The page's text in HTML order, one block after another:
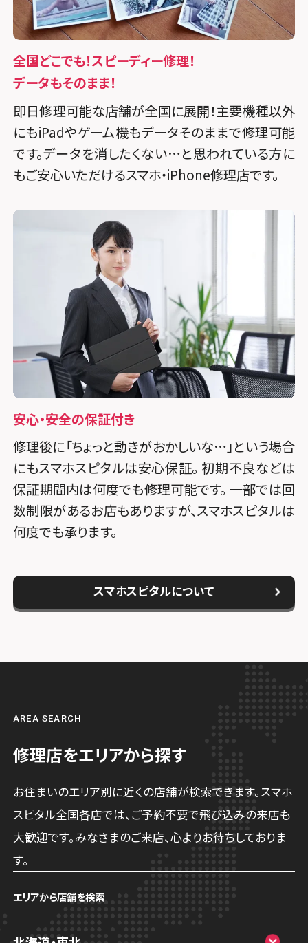
全国どこでも！スピーディー修理！
データもそのまま！
即日修理可能な店舗が全国に展開！主要機種以外
にもiPadやゲーム機もデータそのままで修理可能
です。データを消したくない…と思われている方に
もご安心いただけるスマホ・iPhone修理店です。
安心・安全の保証付き
修理後に「ちょっと動きがおかしいな…」という場合
にもスマホスピタルは安心保証。 初期不良などは
保証期間内は何度でも修理可能です。 一部では回
数制限があるお店もありますが、スマホスピタルは
何度でも承ります。
スマホスピタルについて
AREA SEARCH
修理店をエリアから探す
お住まいのエリア別に近くの店舗が検索できます。スマホ
スピタル全国各店では、ご予約不要で飛び込みの来店も
大歓迎です。みなさまのご来店、心よりお待ちしておりま
す。
エリアから店舗を検索